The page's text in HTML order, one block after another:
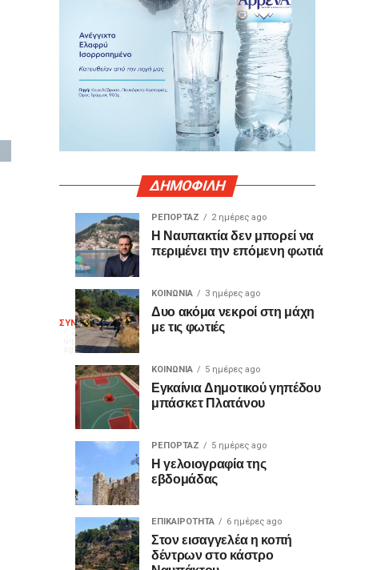
ΔΗΜΟΦΙΛΗ
ΣΥΝΕΡΓΑΣΙΕΣ
20
ώρες
ago
Εορτή
της
Δημοκρατίας
κράτη,
εορταστικές
εκδηλώσεις,
τιμούν
επετείους
συνδέονται
σημαντικά
γεγονότα
της
ιστορίας
ΚΟΙΝΩΝΙΑ
2
ημέρες
ago
Σε
πλήρη
εξέλιξη
μελέτες
για
το
«Τούνελ
του
Κάστρου»
ΕΛΛΑΔΑ
2
ημέρες
ago
χώρα
καίγεται
σε
ζωντανή
μετάδοση…
ΡΕΠΟΡΤΑΖ 2 ημέρες ago
Η Ναυπακτία δεν μπορεί να
περιμένει την επόμενη φωτιά
ΚΟΙΝΩΝΙΑ 3 ημέρες ago
Δυο ακόμα νεκροί στη μάχη
με τις φωτιές
ΚΟΙΝΩΝΙΑ 5 ημέρες ago
Εγκαίνια Δημοτικού γηπέδου
μπάσκετ Πλατάνου
ΡΕΠΟΡΤΑΖ 5 ημέρες ago
Η γελοιογραφία της
εβδομάδας
ΕΠΙΚΑΙΡΟΤΗΤΑ 6 ημέρες ago
Στον εισαγγελέα η κοπή
δέντρων στο κάστρο